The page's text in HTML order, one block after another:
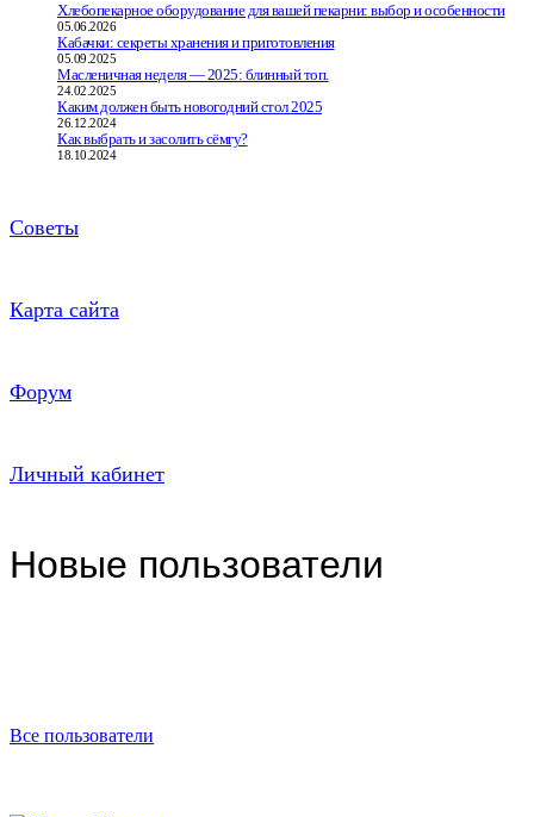
Хлебопекарное оборудование для вашей пекарни: выбор и особенности
05.06.2026
Кабачки: секреты хранения и приготовления
05.09.2025
Масленичная неделя — 2025: блинный топ.
24.02.2025
Каким должен быть новогодний стол 2025
26.12.2024
Как выбрать и засолить сёмгу?
18.10.2024
Советы
Карта сайта
Форум
Личный кабинет
Новые пользователи
Все пользователи